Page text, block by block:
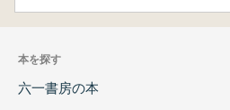
本を探す
六一書房の本